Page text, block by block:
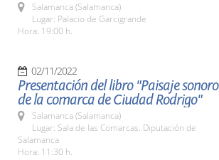
Salamanca (Salamanca)
Lugar: Palacio de Garcigrande
Hora: 19:00 h.
02/11/2022
Presentación del libro "Paisaje sonoro
de la comarca de Ciudad Rodrigo"
Salamanca (Salamanca)
Lugar: Sala de las Comarcas. Diputación de
Salamanca
Hora: 11:30 h.